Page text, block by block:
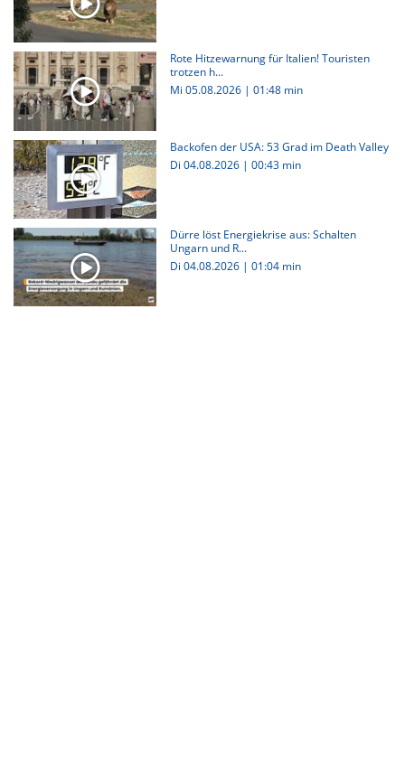
Rote Hitzewarnung für Italien! Touristen
trotzen h...
Mi 05.08.2026 | 01:48 min
Backofen der USA: 53 Grad im Death Valley
Di 04.08.2026 | 00:43 min
Dürre löst Energiekrise aus: Schalten
Ungarn und R...
Di 04.08.2026 | 01:04 min